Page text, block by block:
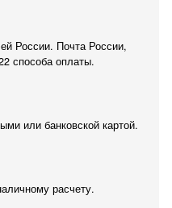
России. Почта России,
способа оплаты.
или банковской картой.
расчету.